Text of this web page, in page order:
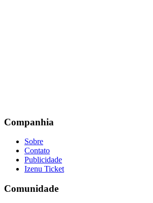
Companhia
Sobre
Contato
Publicidade
Izenu Ticket
Comunidade